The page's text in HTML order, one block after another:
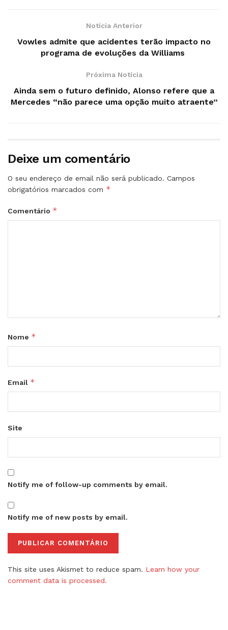
Notícia Anterior
Vowles admite que acidentes terão impacto no
programa de evoluções da Williams
Próxima Notícia
Ainda sem o futuro definido, Alonso refere que a
Mercedes “não parece uma opção muito atraente”
Deixe um comentário
O seu endereço de email não será publicado. Campos
obrigatórios marcados com *
Comentário *
Nome *
Email *
Site
Notify me of follow-up comments by email.
Notify me of new posts by email.
This site uses Akismet to reduce spam. Learn how your
comment data is processed.